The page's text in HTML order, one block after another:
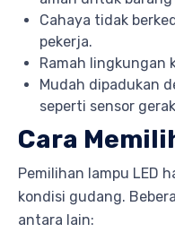
Cahaya tidak
pekerja.
Ramah lingkungan
Mudah dipadukan
seperti sensor
Cara
Pemilihan lampu LED
kondisi gudang.
antara lain: